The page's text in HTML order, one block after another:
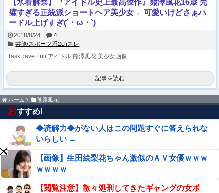
【水着解禁】『アイドル史上最高傑作』熊澤風花16歳 完
璧すぎる正統派ショートヘア美少女 ←可愛いけどさぁハ
ードル上げすぎ(´・ω・`)
2018/8/24
4
芸能/スポーツ系2chスレ
Task have Fun アイドル 熊澤風花 美少女画像
記事を読む
ホーム 熊澤風花
おすすめ!
◆読解力◆がない人はこの問題すぐに答えられな
いらしい →
【画像】生田絵梨花ちゃん激似のＡＶ女優ｗｗｗ
ｗｗｗｗ
【閲覧注意】散々処刑してきたギャングの女ボ